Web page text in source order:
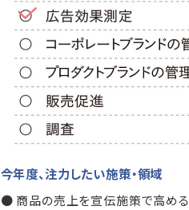
今年度、注力したい施策・領域
● 商品の売上を宣伝施策で高め